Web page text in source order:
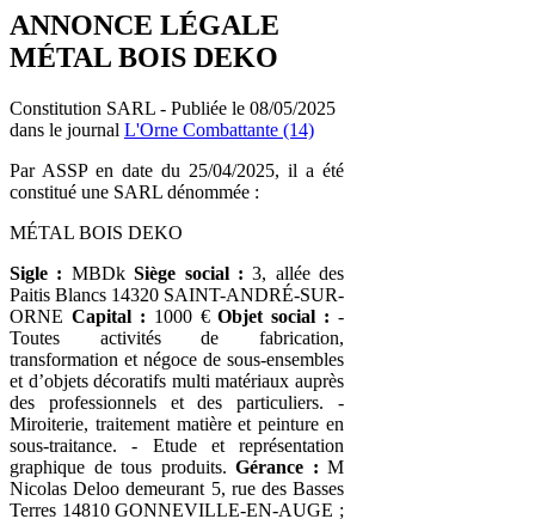
ANNONCE LÉGALE
MÉTAL BOIS DEKO
Constitution SARL - Publiée le 08/05/2025
dans le journal L'Orne Combattante (14)
Par ASSP en date du 25/04/2025, il a été
constitué une SARL dénommée :
MÉTAL BOIS DEKO
Sigle : MBDkSiège social : 3, allée des
Paitis Blancs 14320 SAINT-ANDRÉ-SUR-
ORNE Capital : 1000 €Objet social : -
Toutes activités de fabrication,
transformation et négoce de sous-ensembles
et d’objets décoratifs multi matériaux auprès
des professionnels et des particuliers. -
Miroiterie, traitement matière et peinture en
sous-traitance. - Etude et représentation
graphique de tous produits. Gérance : M
Nicolas Deloo demeurant 5, rue des Basses
Terres 14810 GONNEVILLE-EN-AUGE ;